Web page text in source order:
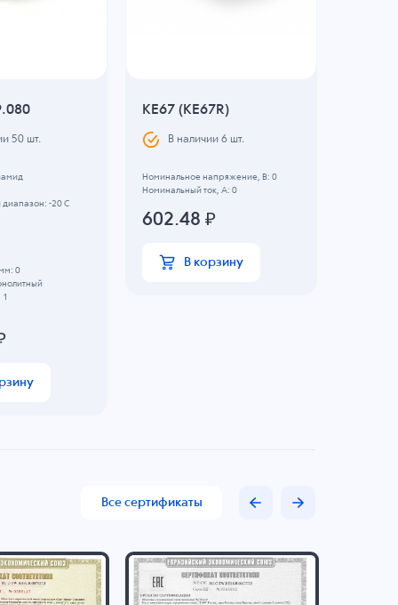
50 шт.
-20 C
0
KE67 (KE67R)
В наличии6 шт.
Номинальное напряжение, B: 0
Номинальный ток, А: 0
602.48 ₽
В корзину
Все сертификаты